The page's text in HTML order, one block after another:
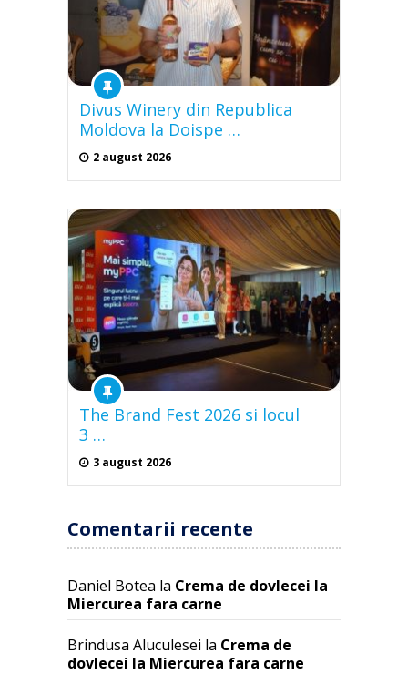
Divus Winery din Republica
Moldova la Doispe …
2 august 2026
The Brand Fest 2026 si locul
3 …
3 august 2026
Comentarii recente
Daniel Botea la Crema de dovlecei la
Miercurea fara carne
Brindusa Aluculesei la Crema de
dovlecei la Miercurea fara carne